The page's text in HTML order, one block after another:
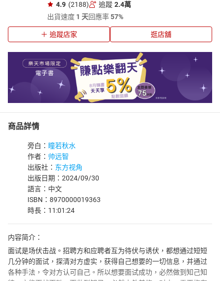
4.9 (2188) 追蹤 2.4萬
出貨速度 1 天回應率57%
追蹤店家 逛店舖
商品詳情
旁白： 瞳若秋水
作者： 帅远智
出版社： 东方视角
出版日期：2024/09/30
語言：中文
ISBN：8970000019363
時長：11:01:24
内容简介：
面试是场伏击战。招聘方和应聘者互为待伏与诱伏，都想通过短短
几分钟的面试，探清对方虚实，获得自己想要的一切信息，并通过
各种手法，令对方认可自己。所以想要面试成功，必然做到知己知